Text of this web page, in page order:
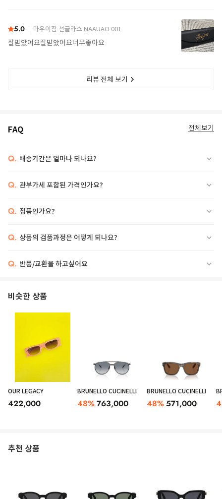
5.0 마우이짐 선글라스 NAAUAO 001
잘받았어요잘받았어요너무좋아요
리뷰 전체 보기
FAQ 전체보기
Q. 배송기간은 얼마나 되나요?
Q. 관부가세 포함된 가격인가요?
Q. 정품인가요?
Q. 상품의 검품과정은 어떻게 되나요?
Q. 반품/교환을 하고싶어요
비슷한 상품
OUR LEGACY
422,000
BRUNELLO CUCINELLI
48%763,000
BRUNELLO CUCINELLI
48%571,000
추천 상품